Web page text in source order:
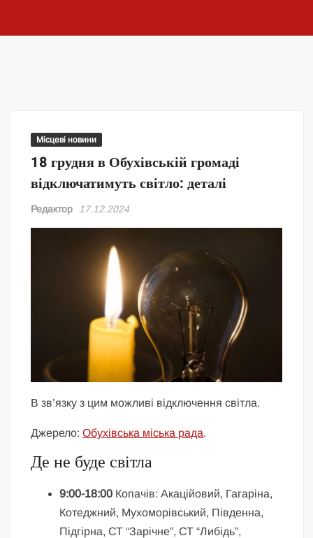
Місцеві новини
18 грудня в Обухівській громаді
відключатимуть світло: деталі
Редактор 17.12.2024
В зв’язку з цим можливі відключення світла.
Джерело:Обухівська міська рада.
Де не буде світла
9:00-18:00 Копачів: Акаційовий, Гагаріна,
Котеджний, Мухоморівський, Південна,
Підгірна, СТ “Зарічне”, СТ “Либідь”,